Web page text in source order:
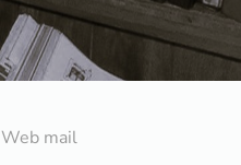
Web mail